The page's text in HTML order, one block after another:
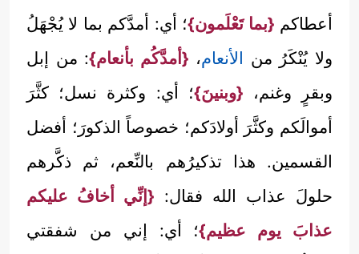
أعطاكم {بما تَعْلَمون}؛ أي: أمدَّكم بما لا يُجْهَلُ
ولا يُنْكَرُ من الأنعام، {أمدَّكُم بأنعام}: من إبل
وبقرٍ وغنم، {وبنينَ}؛ أي: وكثرة نسل؛ كثَّرَ
أموالَكم وكثَّرَ أولادَكم؛ خصوصاً الذكورَ؛ أفضل
القسمين. هذا تذكيرُهم بالنِّعم، ثم ذكَّرهم
حلولَ عذاب الله فقال: {إنِّي أخافُ عليكم
عذابَ يوم عظيم}؛ أي: إني من شفقتي